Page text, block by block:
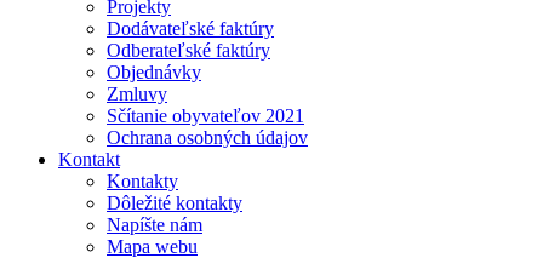
Projekty
Dodávateľské faktúry
Odberateľské faktúry
Objednávky
Zmluvy
Sčítanie obyvateľov 2021
Ochrana osobných údajov
Kontakt
Kontakty
Dôležité kontakty
Napíšte nám
Mapa webu